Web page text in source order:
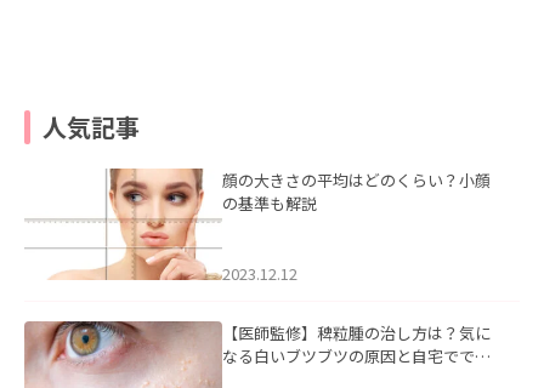
人気記事
顔の大きさの平均はどのくらい？小顔
の基準も解説
2023.12.12
【医師監修】稗粒腫の治し方は？気に
なる白いブツブツの原因と自宅ででき